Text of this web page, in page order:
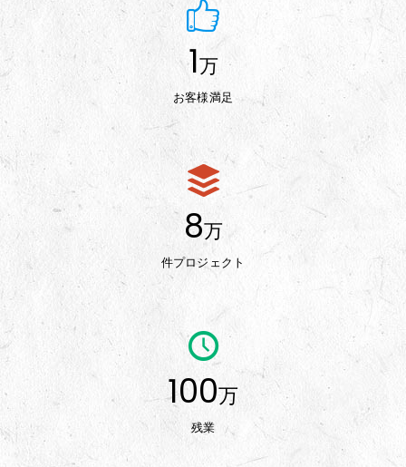
1万
お客様満足
8万
件プロジェクト
100万
残業